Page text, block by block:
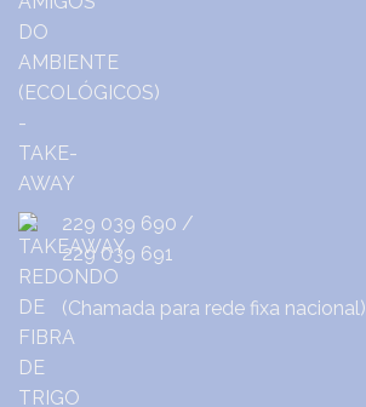
229 039 690 /
229 039 691
(Chamada para rede fixa nacional)